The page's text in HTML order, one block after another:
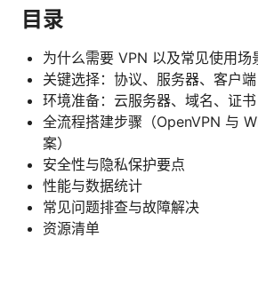
目录
为什么需要 VPN 以及常见使用场
关键选择：协议、服务器、客户端
环境准备：云服务器、域名、证书
全流程搭建步骤（OpenVPN 与
案）
安全性与隐私保护要点
性能与数据统计
常见问题排查与故障解决
资源清单